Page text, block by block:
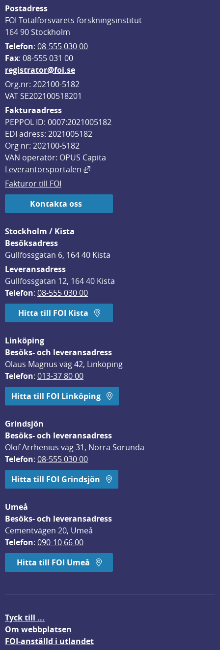
Postadress
FOI Totalförsvarets forskningsinstitut
164 90 Stockholm
Telefon: 08-555 030 00
Fax: 08-555 031 00
registrator@foi.se
Org.nr: 202100-5182
VAT SE202100518201
Fakturaadress
PEPPOL ID: 0007:2021005182
EDI adress: 2021005182
Org nr: 202100-5182
VAN operatör: OPUS Capita
Leverantörsportalen
Länk till annan webbplats, öppnas
Fakturor till FOI
Kontakta oss
Stockholm / Kista
Besöksadress
Gullfossgatan 6, 164 40 Kista
Leveransadress
Gullfossgatan 12, 164 40 Kista
Telefon: 08-555 030 00
Hitta till FOI Kista
Linköping
Besöks- och leveransadress
Olaus Magnus väg 42, Linköping
Telefon: 013-37 80 00
Hitta till FOI Linköping
Grindsjön
Besöks- och leveransadress
Olof Arrhenius väg 31, Norra Sorunda
Telefon: 08-555 030 00
Hitta till FOI Grindsjön
Umeå
Besöks- och leveransadress
Cementvägen 20, Umeå
Telefon: 090-10 66 00
Hitta till FOI Umeå
Tyck till ...
Om webbplatsen
FOI-anställd i utlandet